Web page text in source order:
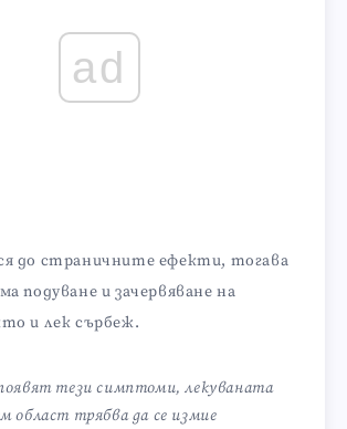
ad
до страничните ефекти, тогава
подуване и зачервяване на
и лек сърбеж.
тези симптоми, лекуваната
област трябва да се измие